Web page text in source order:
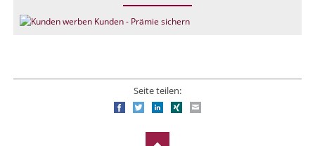
Seite teilen:
FacebookTwitterLinkedIn
Xing